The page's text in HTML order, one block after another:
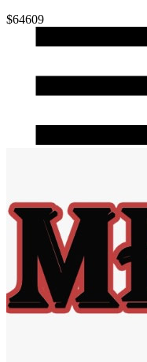
$64609